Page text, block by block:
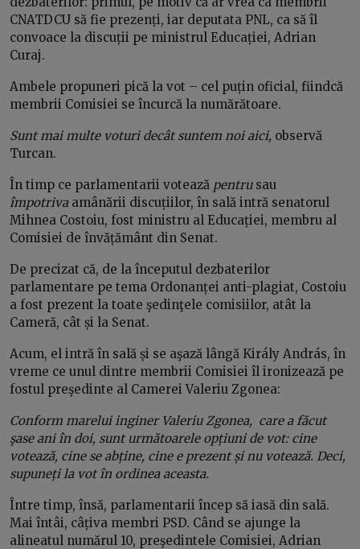
CNATDCU să fie prezenți, iar deputata PNL, ca să îl
convoace la discuții pe ministrul Educației, Adrian
Curaj.
Ambele propuneri pică la vot – cel puțin oficial, fiindcă
membrii Comisiei se încurcă la numărătoare.
Sunt mai multe voturi decât suntem noi aici, observă
Turcan.
În timp ce parlamentarii votează pentrusau
împotrivaamânării discuțiilor, în sală intră senatorul
Mihnea Costoiu, fost ministru al Educației, membru al
Comisiei de învățământ din Senat.
De precizat că, de la începutul dezbaterilor
parlamentare pe tema Ordonanței anti-plagiat, Costoiu
a fost prezent la toate şedinţele comisiilor, atât la
Cameră, cât și la Senat.
Acum, el intră în sală și se aşază lângă Király András, în
vreme ce unul dintre membrii Comisiei îl ironizează pe
fostul preşedinte al Camerei Valeriu Zgonea:
Conform marelui inginer Valeriu Zgonea, care a făcut
şase ani în doi, sunt următoarele opțiuni de vot: cine
votează, cine se abține, cine e prezent și nu votează. Deci,
supuneți la vot în ordinea aceasta.
Între timp, însă, parlamentarii încep să iasă din sală.
Mai întâi, câțiva membri PSD. Când se ajunge la
alineatul numărul 10, preşedintele Comisiei, Adrian